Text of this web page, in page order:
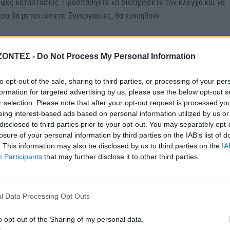
- Do Not Process My Personal Information
opt-out of the sale, sharing to third parties, or processing of your
for targeted advertising by us, please use the below opt-out
selection. Please note that after your opt-out request is processed
interest-based ads based on personal information utilized by us
to third parties prior to your opt-out. You may separately
of your personal information by third parties on the IAB’s list of
This information may also be disclosed by us to third parties on the
Participants that may further disclose it to other third parties.
Data Processing Opt Outs
opt-out of the Sharing of my personal data.
καταστάσεις. Προσπαθήστε να διατηρήσετε τον έλεγχο και να
θα μετανιώσετε. Συνεργασίες, θα ευνοηθούν.
των άλλων θα αναδείξει την δοτικότητα και την ευαισθησία σας.
θα τα ξοδέψετε και ίσως, βγείτε εκτός προϋπολογισμού.
απαιτεί καλή διαχείριση και να αποφύγετε παρεξηγήσεις.
θα έχουν την κατάλληλη εξέλιξη, ώστε να μπορέσετε να
ταξίδια, ή θέματα ανώτερης εκπαίδευσης θα σας ανανεώσουν και
δημιουργικά θέματα θα σας κάνουν πιο δραστήριους.